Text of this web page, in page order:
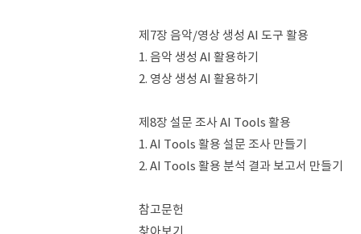
제7장 음악/영상 생성 AI 도구 활용
1. 음악 생성 AI 활용하기
2. 영상 생성 AI 활용하기
제8장 설문 조사 AI Tools 활용
1. AI Tools 활용 설문 조사 만들기
2. AI Tools 활용 분석 결과 보고서 만들기
참고문헌